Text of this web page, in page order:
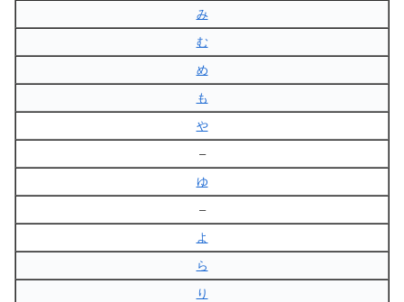
み
む
め
も
や
–
ゆ
–
よ
ら
り